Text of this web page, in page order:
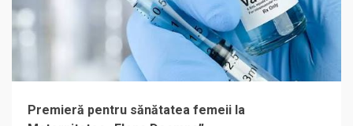
Premieră pentru sănătatea femeii la